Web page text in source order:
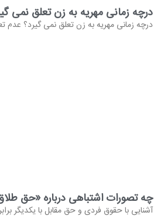
درچه زمانی مهریه به زن تعلق نمی
درچه زمانی مهریه به زن تعلق نمی گیرد؟ عدم
چه تصورات اشتباهی درباره «حق
آشنایی با حقوق فردی و حق مقابل با یکدیگر